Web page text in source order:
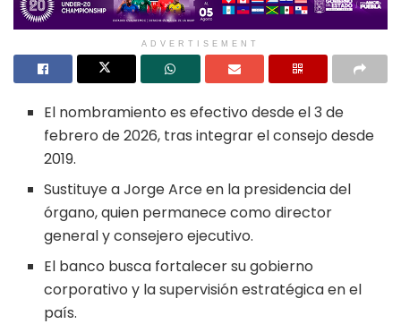
ADVERTISEMENT
El nombramiento es efectivo desde el 3 de
febrero de 2026, tras integrar el consejo desde
2019.
Sustituye a Jorge Arce en la presidencia del
órgano, quien permanece como director
general y consejero ejecutivo.
El banco busca fortalecer su gobierno
corporativo y la supervisión estratégica en el
país.